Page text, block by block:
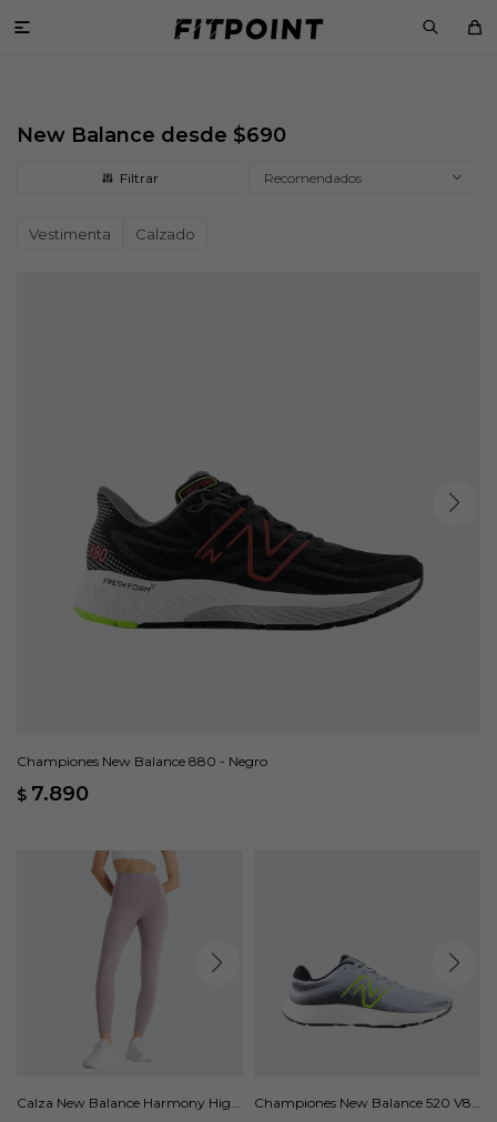

New Balance desde $690
Recomendados
Vestimenta Calzado
Championes New Balance 880 - Negro
$ 7.890
Calza New Balance Harmony High
Championes New Balance 520 V8 -